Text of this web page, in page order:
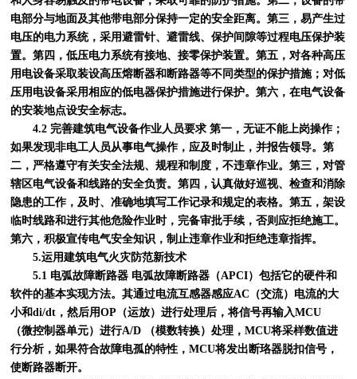
电部分与地面及其他带电部分保持一定的安全距离。第三，易产生过
电压的电力系统，采用避雷针、避雷线、保护间隙等过程电压保护装
置。第四，低压电力系统有接地、接零保护装置。第五，对各种高压
用电设备采取装设高压熔断器和断路器等不同类型的保护措施；对低
压用电设备采用相应的低电器保护措施进行保护。第六，在电气设备
的安装地点设安全标志。
4.2 完善建筑电气设备作业人员要求 第一，无证不能上岗操作；
如果发现非电工人员从事电气操作，应及时制止，并报告领导。第
二，严格遵守有关安全法规、规程和制度，不违章作业。第三，对管
辖区电气设备和线路的安全负责。第四，认真做好巡视、检查和消除
隐患的工作，及时、准确地填写工作记录和规定的表格。第五，架设
临时线路和进行其他危险作业时，完备审批手续，否则应拒绝施工。
第六，积极宣传电气安全知识，制止违章作业和拒绝违章指挥。
5.运用建筑电气火灾防范新技术
5.1 电弧故障断路器 电弧故障断路器（APCI）包括它的硬件和
软件的基本实现方法。其通过电流互感器感应AC（交流）电流的大
小和di/dt，然后用OP（运放）进行处理后，将信号再输入MCU
（微控制器单元）进行A/D （模数转换）处理，MCU将采样数值进
行分析，如果符合故障电孤的特性，MCU将发出断珞器脱扣信号，
使断路器断开。